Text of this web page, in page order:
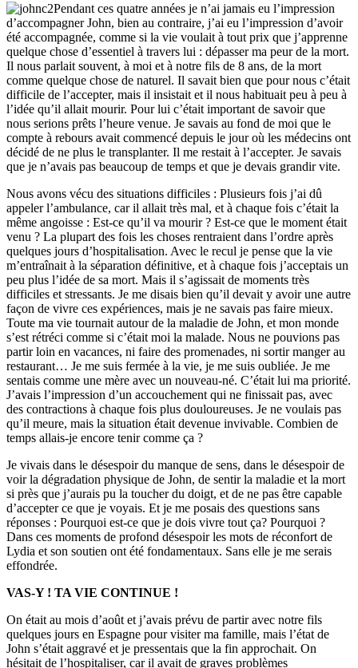
Pendant ces quatre années je n’ai jamais eu l’impression
d’accompagner John, bien au contraire, j’ai eu l’impression d’avoir
été accompagnée, comme si la vie voulait à tout prix que j’apprenne
quelque chose d’essentiel à travers lui : dépasser ma peur de la mort.
Il nous parlait souvent, à moi et à notre fils de 8 ans, de la mort
comme quelque chose de naturel. Il savait bien que pour nous c’était
difficile de l’accepter, mais il insistait et il nous habituait peu à peu à
l’idée qu’il allait mourir. Pour lui c’était important de savoir que
nous serions prêts l’heure venue. Je savais au fond de moi que le
compte à rebours avait commencé depuis le jour où les médecins ont
décidé de ne plus le transplanter. Il me restait à l’accepter. Je savais
que je n’avais pas beaucoup de temps et que je devais grandir vite.
Nous avons vécu des situations difficiles : Plusieurs fois j’ai dû
appeler l’ambulance, car il allait très mal, et à chaque fois c’était la
même angoisse : Est-ce qu’il va mourir ? Est-ce que le moment était
venu ? La plupart des fois les choses rentraient dans l’ordre après
quelques jours d’hospitalisation. Avec le recul je pense que la vie
m’entraînait à la séparation définitive, et à chaque fois j’acceptais un
peu plus l’idée de sa mort. Mais il s’agissait de moments très
difficiles et stressants. Je me disais bien qu’il devait y avoir une autre
façon de vivre ces expériences, mais je ne savais pas faire mieux.
Toute ma vie tournait autour de la maladie de John, et mon monde
s’est rétréci comme si c’était moi la malade. Nous ne pouvions pas
partir loin en vacances, ni faire des promenades, ni sortir manger au
restaurant… Je me suis fermée à la vie, je me suis oubliée. Je me
sentais comme une mère avec un nouveau-né. C’était lui ma priorité.
J’avais l’impression d’un accouchement qui ne finissait pas, avec
des contractions à chaque fois plus douloureuses. Je ne voulais pas
qu’il meure, mais la situation était devenue invivable. Combien de
temps allais-je encore tenir comme ça ?
Je vivais dans le désespoir du manque de sens, dans le désespoir de
voir la dégradation physique de John, de sentir la maladie et la mort
si près que j’aurais pu la toucher du doigt, et de ne pas être capable
d’accepter ce que je voyais. Et je me posais des questions sans
réponses : Pourquoi est-ce que je dois vivre tout ça? Pourquoi ?
Dans ces moments de profond désespoir les mots de réconfort de
Lydia et son soutien ont été fondamentaux. Sans elle je me serais
effondrée.
VAS-Y ! TA VIE CONTINUE !
On était au mois d’août et j’avais prévu de partir avec notre fils
quelques jours en Espagne pour visiter ma famille, mais l’état de
John s’était aggravé et je pressentais que la fin approchait. On
hésitait de l’hospitaliser, car il avait de graves problèmes